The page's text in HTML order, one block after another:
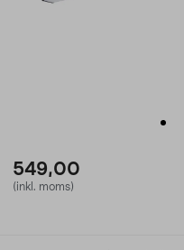
549,00
(inkl. moms)